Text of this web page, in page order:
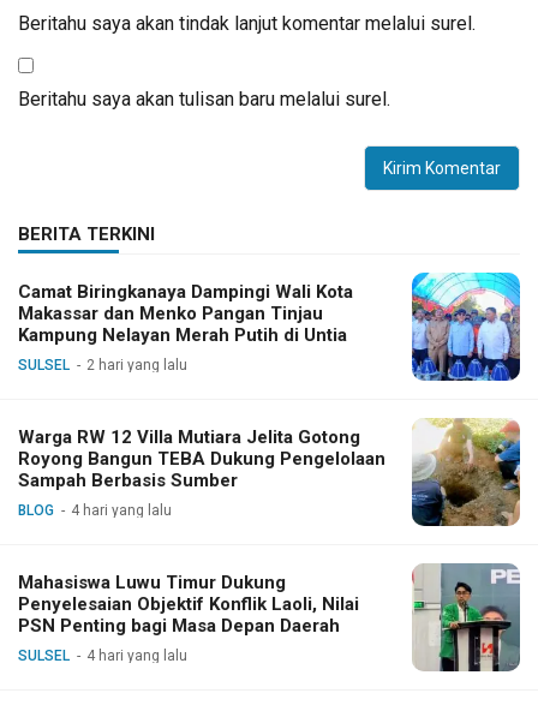
Beritahu saya akan tindak lanjut komentar melalui surel.
Beritahu saya akan tulisan baru melalui surel.
BERITA TERKINI
Camat Biringkanaya Dampingi Wali Kota
Makassar dan Menko Pangan Tinjau
Kampung Nelayan Merah Putih di Untia
SULSEL 2 hari yang lalu
Warga RW 12 Villa Mutiara Jelita Gotong
Royong Bangun TEBA Dukung Pengelolaan
Sampah Berbasis Sumber
BLOG 4 hari yang lalu
Mahasiswa Luwu Timur Dukung
Penyelesaian Objektif Konflik Laoli, Nilai
PSN Penting bagi Masa Depan Daerah
SULSEL 4 hari yang lalu